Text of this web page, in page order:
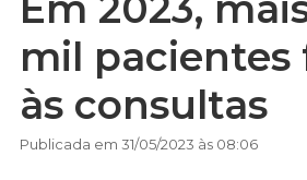
mil pacientes
às consultas
Publicada em 31/05/2023 às 08:06